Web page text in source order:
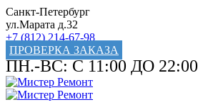
Санкт-Петербург
ул.Марата д.32
+7 (812) 214-67-98
ПРОВЕРКА ЗАКАЗА
ПН.-ВС: С 11:00 ДО 22:00